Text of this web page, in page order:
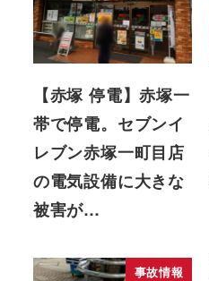
【赤塚 停電】赤塚一
帯で停電。セブンイ
レブン赤塚一町目店
の電気設備に大きな
被害が…
事故情報